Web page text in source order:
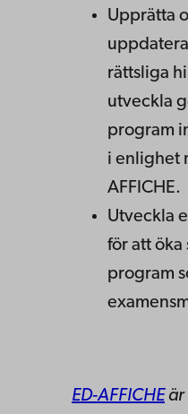
Upprätta
rättsliga
utveckla
program
i enlighet
AFFICHE.
Utveckla
för att
program
ED-AFFICHEär